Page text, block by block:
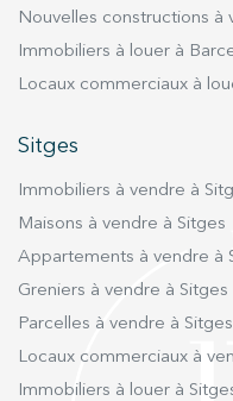
Nouvelles constructions à
Immobiliers à louer à
Locaux commerciaux à
Sitges
Immobiliers à vendre à
Maisons à vendre à Sitges
Appartements à vendre à
Greniers à vendre à Sitges
Parcelles à vendre à Sitges
Locaux commerciaux à
Immobiliers à louer à